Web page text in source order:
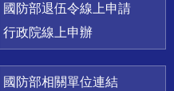
國防部退伍令線上申請
行政院線上申辦
國防部相關單位連結